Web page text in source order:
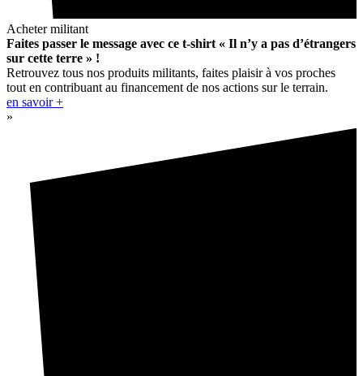
Acheter militant
Faites passer le message avec ce t-shirt « Il n’y a pas d’étrangers
sur cette terre » !
Retrouvez tous nos produits militants, faites plaisir à vos proches
tout en contribuant au financement de nos actions sur le terrain.
en savoir +
»